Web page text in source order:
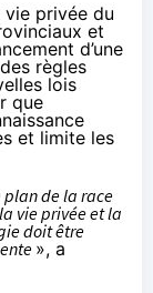
privée du
et
d’une
règles
lois
que
et limite les
plan de la race
vie privée et la
doit être
», a